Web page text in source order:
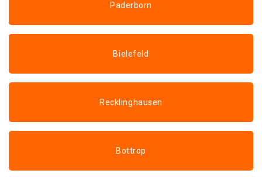
Paderborn
Bielefeld
Recklinghausen
Bottrop